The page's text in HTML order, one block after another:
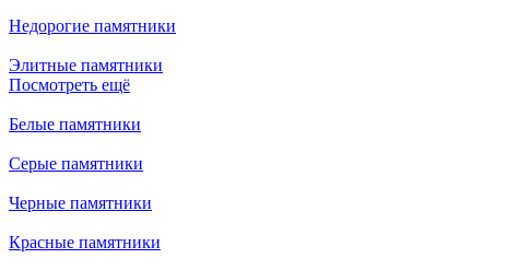
Недорогие памятники
Элитные памятники
Посмотреть ещё
Белые памятники
Серые памятники
Черные памятники
Красные памятники